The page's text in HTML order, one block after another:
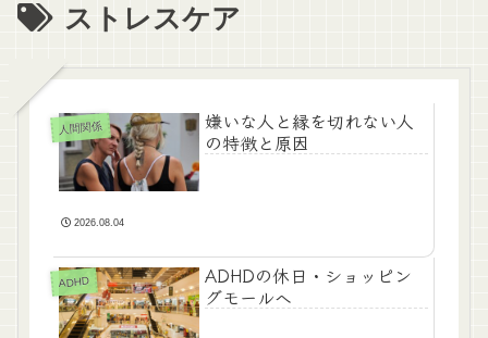
ストレスケア
人間関係
嫌いな人と縁を切れない人
の特徴と原因
2026.08.04
ADHD
ADHDの休日・ショッピン
グモールへ